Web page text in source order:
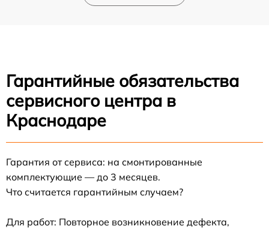
Гарантийные обязательства
сервисного центра в
Краснодаре
Гарантия от сервиса: на смонтированные
комплектующие — до 3 месяцев.
Что считается гарантийным случаем?
Для работ: Повторное возникновение дефекта,